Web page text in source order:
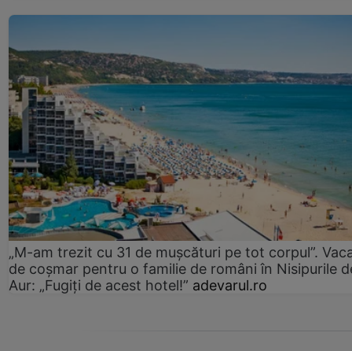
„M-am trezit cu 31 de mușcături pe tot corpul”.
de coșmar pentru o familie de români în Nisipurile
Aur: „Fugiți de acest hotel!” adevarul.ro